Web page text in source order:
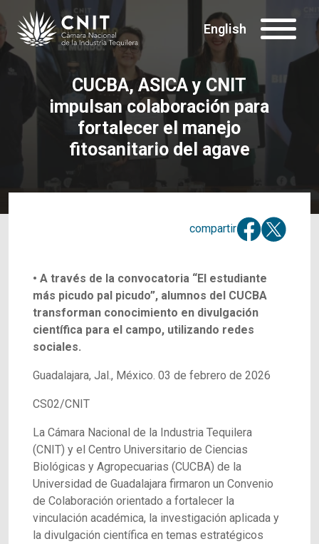
English
CUCBA, ASICA y CNIT
impulsan colaboración para
fortalecer el manejo
fitosanitario del agave
compartir
• A través de la convocatoria “El estudiante
más picudo pal picudo”, alumnos del CUCBA
transforman conocimiento en divulgación
científica para el campo, utilizando redes
sociales.
Guadalajara, Jal., México. 03 de febrero de 2026
CS02/CNIT
La Cámara Nacional de la Industria Tequilera
(CNIT) y el Centro Universitario de Ciencias
Biológicas y Agropecuarias (CUCBA) de la
Universidad de Guadalajara firmaron un Convenio
de Colaboración orientado a fortalecer la
vinculación académica, la investigación aplicada y
la divulgación científica en temas estratégicos